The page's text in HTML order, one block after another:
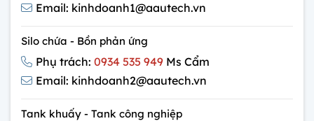
Email: kinhdoanh1@aautech.vn
Silo chứa - Bồn phản ứng
Phụ trách: 0934 535 949 Ms Cẩm
Email: kinhdoanh2@aautech.vn
Tank khuấy - Tank công nghiệp